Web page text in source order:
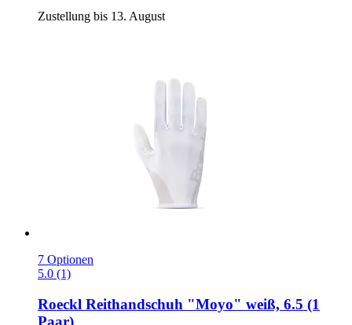
Zustellung bis 13. August
7 Optionen
5.0 (1)
Roeckl Reithandschuh "Moyo" weiß, 6.5 (1
Paar)